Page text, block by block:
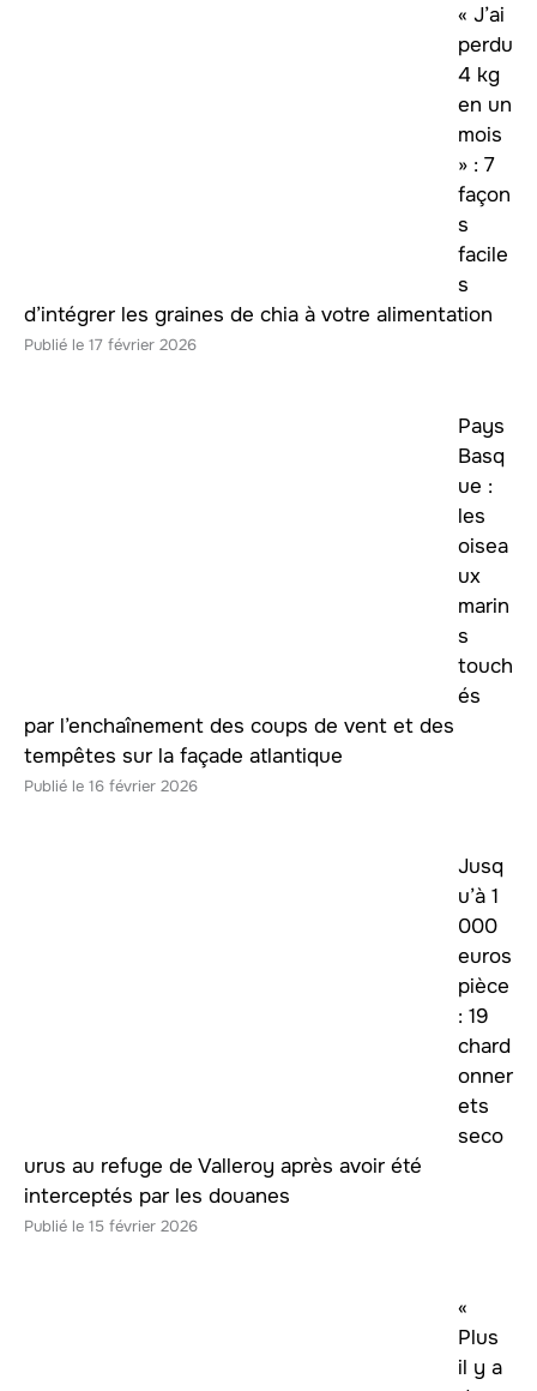
« J’ai
perdu
4 kg
en un
mois
» : 7
façon
s
facile
s
d’intégrer les graines de chia à votre alimentation
17 février 2026
Pays
Basq
ue :
les
oisea
ux
marin
s
touch
és
par l’enchaînement des coups de vent et des
tempêtes sur la façade atlantique
16 février 2026
Jusq
u’à 1
000
euros
pièce
: 19
chard
onner
ets
seco
urus au refuge de Valleroy après avoir été
interceptés par les douanes
15 février 2026
«
Plus
il y a